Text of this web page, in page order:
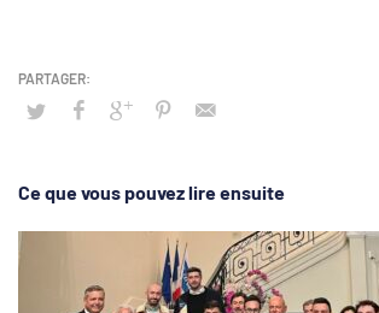
Ce que vous pouvez lire ensuite